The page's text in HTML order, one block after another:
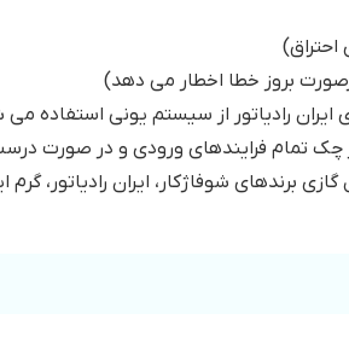
احتراق)
بروز خطا اخطار می دهد)
رادیاتور از سیستم یونی استفاده
تمام فرایندهای ورودی و در صورت درست
برندهای شوفاژکار، ایران رادیاتور، گرم